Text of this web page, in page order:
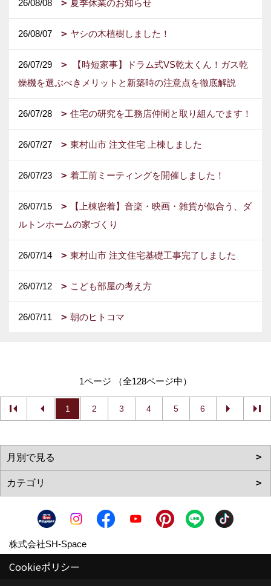
26/08/08 夏季休業のお知らせ
26/08/07 ヤシの木植樹しました！
26/07/29
【時短家事】ドラム式VS乾太くん！ガス乾
燥機を選ぶべきメリットと新築時の注意点を徹底解説
26/07/28 住宅の研究を工務店仲間と取り組んでます！
26/07/27 東村山市 注文住宅 上棟しました
26/07/23 着工前ミーティングを開催しました！
26/07/15
【上棟密着】音楽・映画・雑貨が似合う、ダ
ルトンホームの家づくり
26/07/14 東村山市 注文住宅基礎工事完了しました
26/07/12 こども部屋の考え方
26/07/11 朝のヒトコマ
1ページ （全128ページ中）
1 2 3 4 5 6
株式会社SH-Space
〒350-1316
Cookieポリシー